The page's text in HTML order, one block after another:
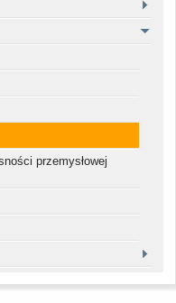
przemysłowej